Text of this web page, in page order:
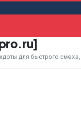
для быстрого